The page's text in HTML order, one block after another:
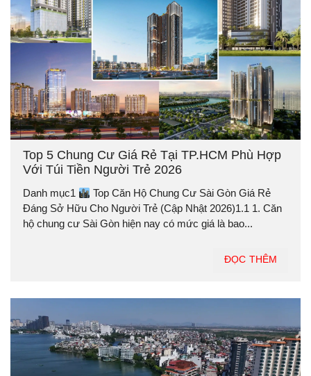
Top 5 Chung Cư Giá Rẻ Tại TP.HCM Phù Hợp
Với Túi Tiền Người Trẻ 2026
Danh mục1
Top Căn Hộ Chung Cư Sài Gòn Giá Rẻ
Đáng Sở Hữu Cho Người Trẻ (Cập Nhật 2026)1.1 1. Căn
hộ chung cư Sài Gòn hiện nay có mức giá là bao...
ĐỌC THÊM